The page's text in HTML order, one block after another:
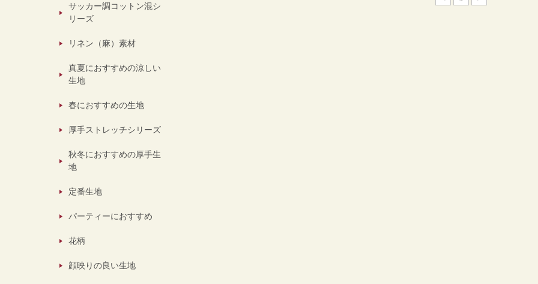
サッカー調コットン混シ
リーズ
リネン（麻）素材
真夏におすすめの涼しい
生地
春におすすめの生地
厚手ストレッチシリーズ
秋冬におすすめの厚手生
地
定番生地
パーティーにおすすめ
花柄
顔映りの良い生地